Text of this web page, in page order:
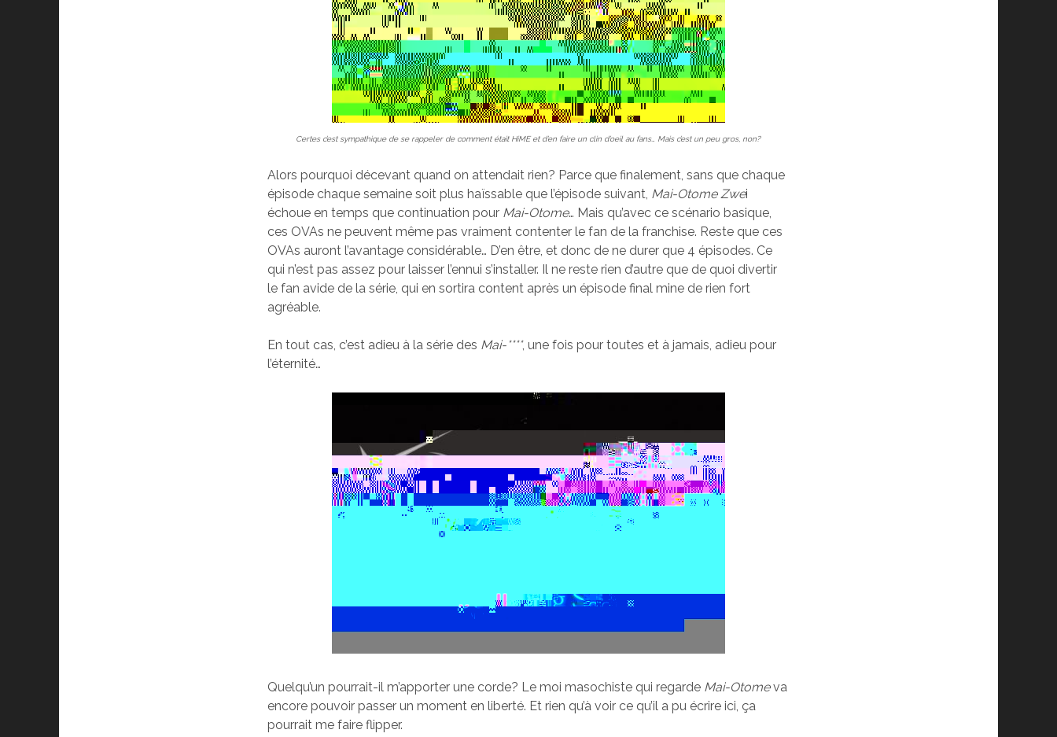
Certes c’est sympathique de se rappeler de comment était HiME et d’en faire un clin d’oeil au fans… Mais c’est un peu gros, non?
Alors pourquoi décevant quand on attendait rien? Parce que finalement, sans que chaque
épisode chaque semaine soit plus haïssable que l’épisode suivant, Mai-Otome Zwei
échoue en temps que continuation pour Mai-Otome… Mais qu’avec ce scénario basique,
ces OVAs ne peuvent même pas vraiment contenter le fan de la franchise. Reste que ces
OVAs auront l’avantage considérable… D’en être, et donc de ne durer que 4 épisodes. Ce
qui n’est pas assez pour laisser l’ennui s’installer. Il ne reste rien d’autre que de quoi divertir
le fan avide de la série, qui en sortira content après un épisode final mine de rien fort
agréable.
En tout cas, c’est adieu à la série des Mai-****, une fois pour toutes et à jamais, adieu pour
l’éternité…
Quelqu’un pourrait-il m’apporter une corde? Le moi masochiste qui regarde Mai-Otomeva
encore pouvoir passer un moment en liberté. Et rien qu’à voir ce qu’il a pu écrire ici, ça
pourrait me faire flipper.